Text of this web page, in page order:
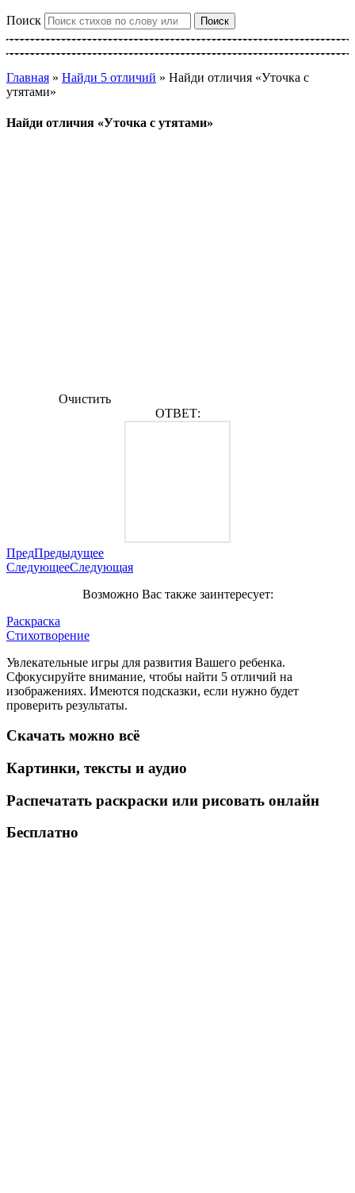
Поиск Поиск
Главная » Найди 5 отличий » Найди отличия «Уточка с
утятами»
Найди отличия «Уточка с утятами»
Очистить
ОТВЕТ:
ПредПредыдущее
СледующееСледующая
Возможно Вас также заинтересует:
Раскраска
Стихотворение
Увлекательные игры для развития Вашего ребенка.
Сфокусируйте внимание, чтобы найти 5 отличий на
изображениях. Имеются подсказки, если нужно будет
проверить результаты.
Скачать можно всё
Картинки, тексты и аудио
Распечатать раскраски или рисовать онлайн
Бесплатно